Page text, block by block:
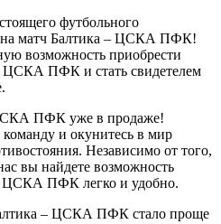
футбольного
на матч Балтика – ЦСКА ПФК!
возможность приобрести
ЦСКА ПФК и стать свидетелем
ПФК уже в продаже!
и окунитесь в мир
Независимо от того,
вы найдете возможность
ЦСКА ПФК легко и удобно.
– ЦСКА ПФК стало проще